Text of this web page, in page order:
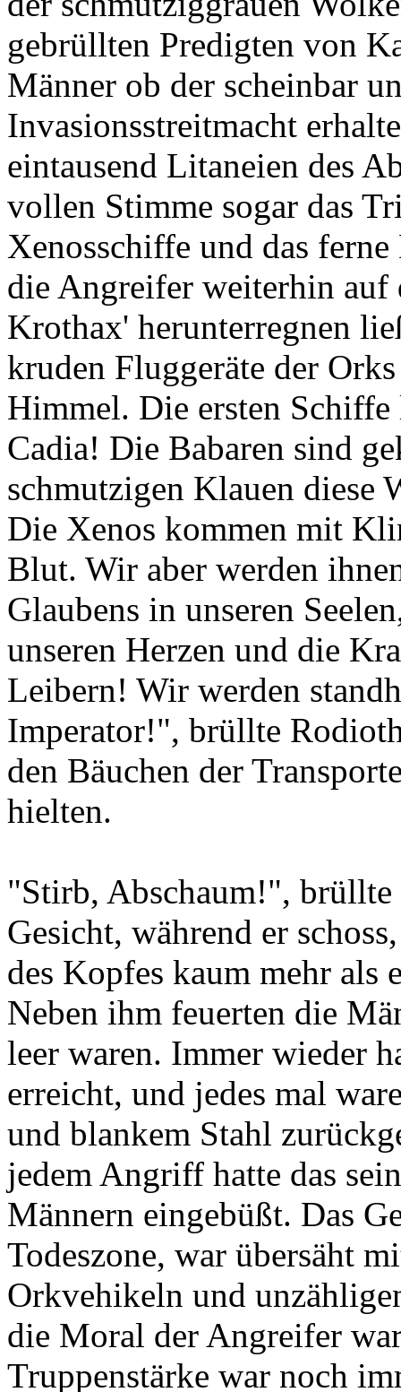
gebrüllten Predigten von
Männer ob der scheinbar
Invasionsstreitmacht
eintausend Litaneien des
vollen Stimme sogar das
Xenosschiffe und das
die Angreifer weiterhin auf
Krothax' herunterregnen
kruden Fluggeräte der
Himmel. Die ersten
Cadia! Die Babaren sind
schmutzigen Klauen diese
Die Xenos kommen mit
Blut. Wir aber werden
Glaubens in unseren
unseren Herzen und die
Leibern! Wir werden
Imperator!", brüllte
den Bäuchen der
hielten.
"Stirb, Abschaum!",
Gesicht, während er
des Kopfes kaum mehr als
Neben ihm feuerten die
leer waren. Immer wieder
erreicht, und jedes mal
und blankem Stahl
jedem Angriff hatte das
Männern eingebüßt. Das
Todeszone, war übersäht
Orkvehikeln und
die Moral der Angreifer
Truppenstärke war noch